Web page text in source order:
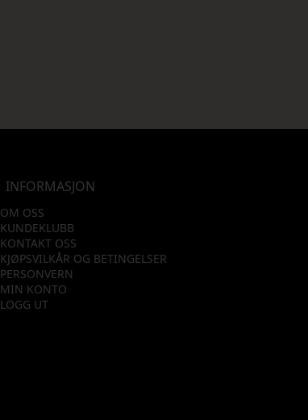
INFORMASJON
OM OSS
KUNDEKLUBB
KONTAKT OSS
KJØPSVILKÅR OG BETINGELSER
PERSONVERN
MIN KONTO
LOGG UT